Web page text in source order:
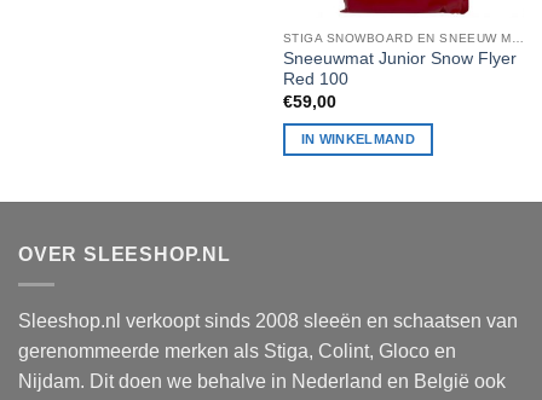
Sneeuwmat Junior Snow Flyer
Red 100
€59,00
IN WINKELMAND
OVER SLEESHOP.NL
Sleeshop.nl verkoopt sinds 2008 sleeën en schaatsen van
gerenommeerde merken als Stiga, Colint, Gloco en
Nijdam. Dit doen we behalve in Nederland en België ook